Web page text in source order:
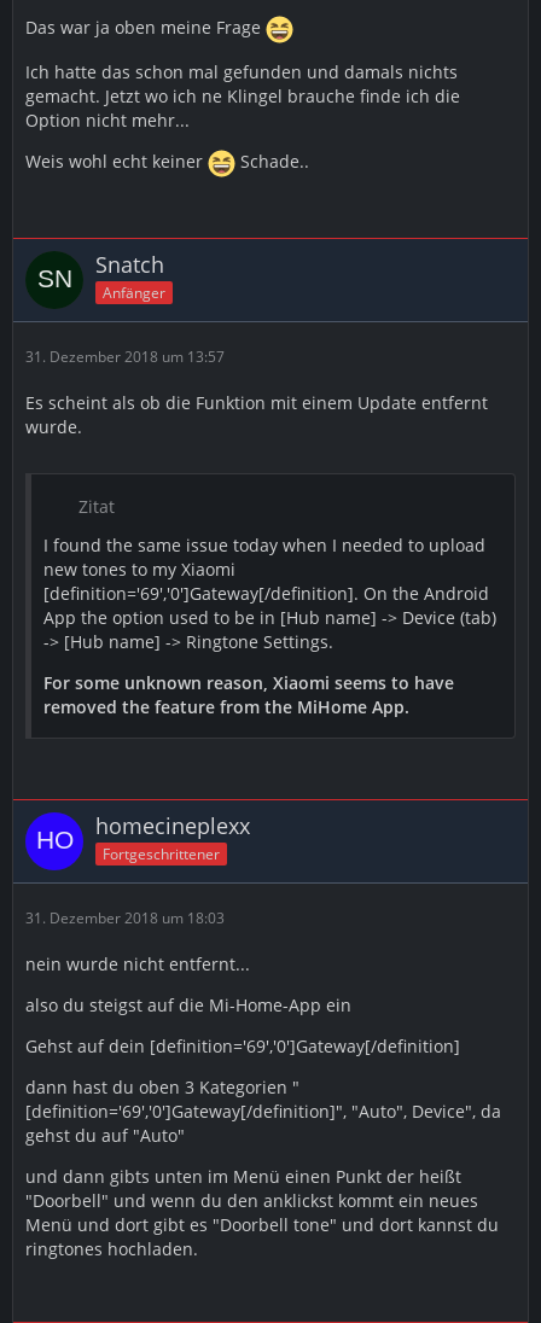
Das war ja oben meine Frage
Ich hatte das schon mal gefunden und damals nichts
gemacht. Jetzt wo ich ne Klingel brauche finde ich die
Option nicht mehr...
Weis wohl echt keiner
Schade..
Snatch
Anfänger
31. Dezember 2018 um 13:57
Es scheint als ob die Funktion mit einem Update entfernt
wurde.
Zitat
I found the same issue today when I needed to upload
new tones to my Xiaomi
[definition='69','0']Gateway[/definition]. On the Android
App the option used to be in [Hub name] -> Device (tab)
-> [Hub name] -> Ringtone Settings.
For some unknown reason, Xiaomi seems to have
removed the feature from the MiHome App.
homecineplexx
Fortgeschrittener
31. Dezember 2018 um 18:03
nein wurde nicht entfernt...
also du steigst auf die Mi-Home-App ein
Gehst auf dein [definition='69','0']Gateway[/definition]
dann hast du oben 3 Kategorien "
[definition='69','0']Gateway[/definition]", "Auto", Device", da
gehst du auf "Auto"
und dann gibts unten im Menü einen Punkt der heißt
"Doorbell" und wenn du den anklickst kommt ein neues
Menü und dort gibt es "Doorbell tone" und dort kannst du
ringtones hochladen.